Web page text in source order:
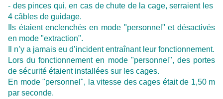
- des pinces qui, en cas de chute de la cage, serraient les
4 câbles de guidage.
Ils étaient enclenchés en mode "personnel" et désactivés
en mode "extraction".
Il n’y a jamais eu d’incident entraînant leur fonctionnement.
Lors du fonctionnement en mode "personnel", des portes
de sécurité étaient installées sur les cages.
En mode "personnel", la vitesse des cages était de 1,50 m
par seconde.